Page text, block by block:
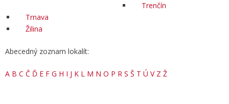
Trenčín
Trnava
Žilina
Abecedný zoznam lokalít:
A B C Č Ď E F G H I J K L M N O P R S Š T Ú V Z Ž